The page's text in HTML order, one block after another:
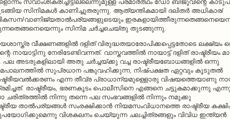
സ്വാംശീകരിച്ചിട്ടില്ലെന്നുമുള്ള പരമാര്‍ത്ഥം ഡോ ബിജുവിന്റെ
തുടങ്ങിയ സിനിമകള്‍ കാണിച്ചുതരുന്നു. ആത്യന്തികമായി ദലിതര്‍ അധികാര/
വാണിജ്യതാല്‍പര്യങ്ങളുടെയും
സിനിമ ചര്‍ച്ചചെയ്തു തുടങ്ങുന്നു.
വീക്ഷണങ്ങളില്‍ ദളിത് വിരുദ്ധതയാരോപിക്കപ്പെട്ടതോടെ ലക്ഷ്യം
നായാട്ടിനു നേരിടേണ്ടിവന്നത്. വാസ്തവത്തില്‍ നായാട്ട് ദളിത് രാഷ്ട്രീയം
അടരുകളിലായി അതു ചര്‍ച്ചയ്ക്കു വച്ച രാഷ്ട്രീയബോധങ്ങളില്‍ ഒന്നു
സുപ്രധാന പങ്കുവഹിക്കുന്ന, നിഷ്പക്ഷത ഏറ്റവും കൂടുതല്‍
എന്ന തീവ്ര പ്രാധാന്യമുള്ളൊരു വിഷയത്തെയാണു
രാഷ്ട്രീയം, ഭരണകൂടം പൊലീസിനെ എങ്ങനെ ചട്ടുകമാക്കുന്നു
ചരിത്രത്തില്‍ നിന്നു തന്നെ പല സംഭവങ്ങളില്‍ നിന്നും നമുക്കു
താല്‍പര്യങ്ങള്‍ സംരക്ഷിക്കാന്‍ നിയമസംവിധാനത്തെ രാഷ്ട്രീയ
വിശകലനം ചെയ്യുന്ന ചലച്ചിത്രങ്ങളും വിവിധ ഇന്ത്യന്‍